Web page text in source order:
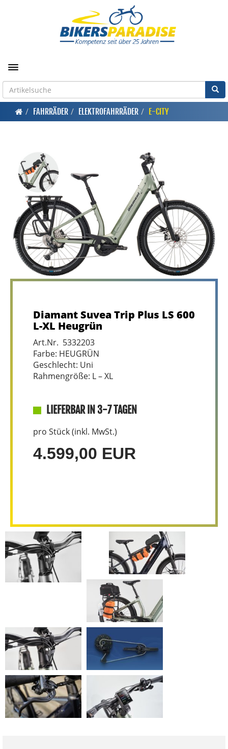
Toggle navigation
FAHRRÄDER ELEKTROFAHRRÄDER E-CITY
Diamant Suvea Trip Plus LS 600
L-XL Heugrün
Art.Nr. 5332203
Farbe: HEUGRÜN
Geschlecht: Uni
Rahmengröße: L – XL
LIEFERBAR IN 3-7 TAGEN
pro Stück (inkl. MwSt.)
4.599,00 EUR